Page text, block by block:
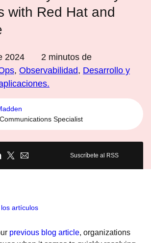
with Red Hat and
2024 2 minutos de
, Observabilidad, Desarrollo y
Specialist
Suscríbete al RSS
artículos
previous blog article, organizations